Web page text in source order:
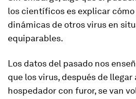
los científicos es explicar
dinámicas de otros virus en
equiparables.
Los datos del pasado nos
que los virus, después de llegar
hospedador con furor, se van